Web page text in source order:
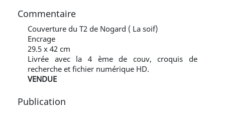
Commentaire
Couverture du T2 de Nogard ( La soif)
Encrage
29.5 x 42 cm
Livrée avec la 4 ème de couv, croquis de
recherche et fichier numérique HD.
VENDUE
Publication